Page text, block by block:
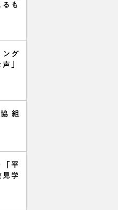
も
ング
」
組
平
学